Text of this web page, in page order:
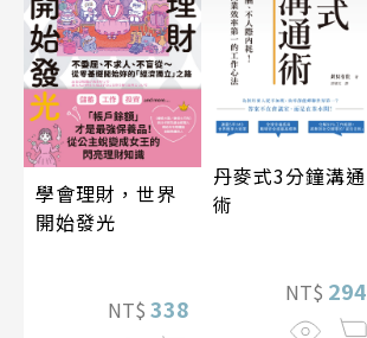
學會理財，世界
開始發光
NT$ 338
丹麥式3分鐘溝通
術
NT$ 294